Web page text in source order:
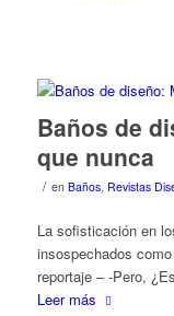
Baños de
que nunca
/ en Baños, Revistas
La sofisticación en
insospechados
reportaje – -Pero,
Leer más